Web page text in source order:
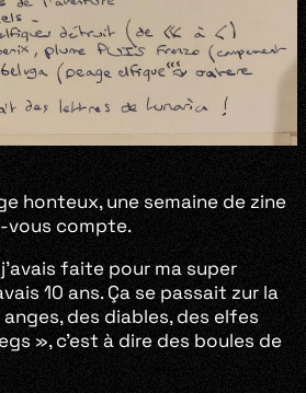
honteux, une semaine de zine
vous compte.
faite pour ma super
10 ans. Ça se passait zur la
des diables, des elfes
», c’est à dire des boules de